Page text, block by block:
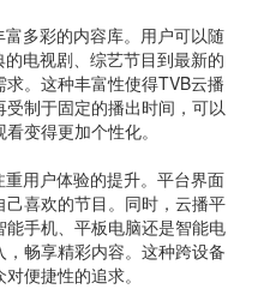
多彩的内容库。用户可以随
电视剧、综艺节目到最新的
。这种丰富性使得TVB云播
制于固定的播出时间，可以
变得更加个性化。
用户体验的提升。平台界面
喜欢的节目。同时，云播平
手机、平板电脑还是智能电
畅享精彩内容。这种跨设备
便捷性的追求。